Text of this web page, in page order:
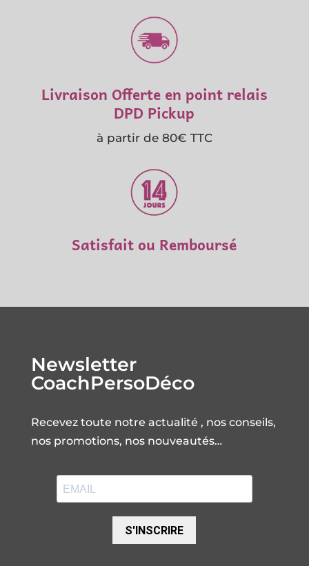
Livraison Offerte en point relais
DPD Pickup
à partir de 80€ TTC
Satisfait ou Remboursé
Newsletter
CoachPersoDéco
Recevez toute notre actualité , nos conseils,
nos promotions, nos nouveautés…
S'INSCRIRE